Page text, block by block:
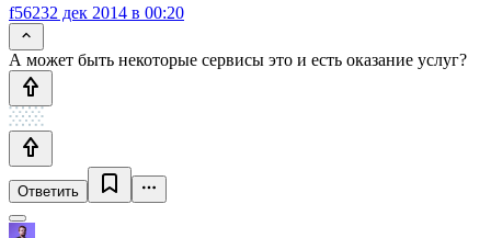
f56232 дек 2014 в 00:20
А может быть некоторые сервисы это и есть оказание услуг?
Ответить